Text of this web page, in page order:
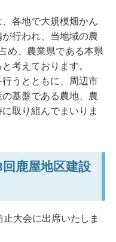
各地で大規模畑かん
行われ、当地域の農
め、農業県である本県
考えております。
うとともに、周辺市
基盤である農地、農
取り組んでまいりま
鹿屋地区建設
大会に出席いたしま